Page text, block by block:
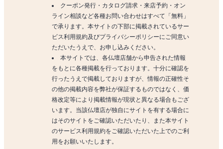
クーポン発行・カタログ請求・来店予約・オン
ライン相談など各種お問い合わせはすべて「無料」
で承ります。本サイトの下部に掲載されているサー
ビス利用規約及びプライバシーポリシーにご同意い
ただいたうえで、お申し込みください。
本サイトでは、各仏壇店舗から申告された情報
をもとに各種掲載を行っております。十分に確認を
行ったうえで掲載しておりますが、情報の正確性そ
の他の掲載内容を弊社が保証するものではなく、価
格改定等により掲載情報が現状と異なる場合もござ
います。当該仏壇店が独自にサイトを有する場合に
はそのサイトをご確認いただいたり、また本サイト
のサービス利用規約をご確認いただいた上でのご利
用をお願いいたします。